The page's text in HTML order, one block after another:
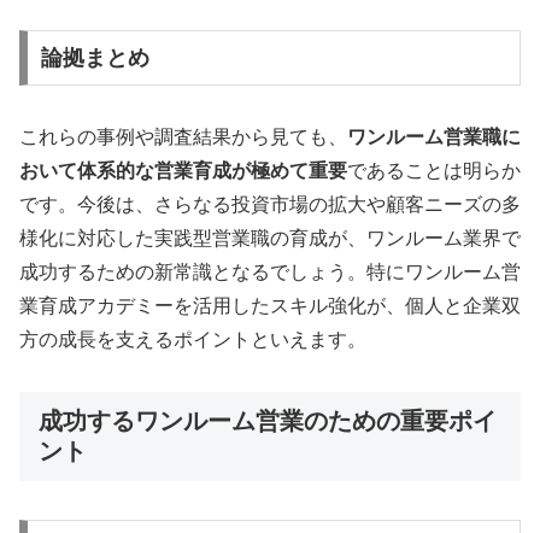
論拠まとめ
これらの事例や調査結果から見ても、
ワンルーム営業職に
おいて体系的な営業育成が極めて重要であることは明らか
です。今後は、さらなる投資市場の拡大や顧客ニーズの多
様化に対応した実践型営業職の育成が、ワンルーム業界で
成功するための新常識となるでしょう。特にワンルーム営
業育成アカデミーを活用したスキル強化が、個人と企業双
方の成長を支えるポイントといえます。
成功するワンルーム営業のための重要ポイ
ント